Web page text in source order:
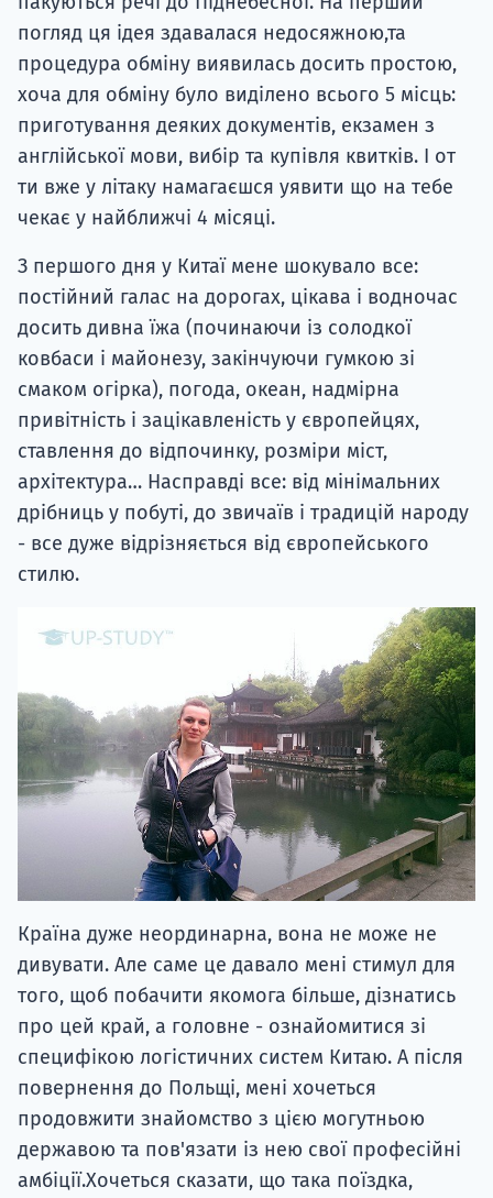
погляд ця ідея здавалася недосяжною,та
процедура обміну виявилась досить простою,
хоча для обміну було виділено всього 5 місць:
приготування деяких документів, екзамен з
англійської мови, вибір та купівля квитків. І от
ти вже у літаку намагаєшся уявити що на тебе
чекає у найближчі 4 місяці.
З першого дня у Китаї мене шокувало все:
постійний галас на дорогах, цікава і водночас
досить дивна їжа (починаючи із солодкої
ковбаси і майонезу, закінчуючи гумкою зі
смаком огірка), погода, океан, надмірна
привітність і зацікавленість у європейцях,
ставлення до відпочинку, розміри міст,
архітектура… Насправді все: від мінімальних
дрібниць у побуті, до звичаїв і традицій народу
- все дуже відрізняється від європейського
стилю.
Країна дуже неординарна, вона не може не
дивувати. Але саме це давало мені стимул для
того, щоб побачити якомога більше, дізнатись
про цей край, а головне - ознайомитися зі
специфікою логістичних систем Китаю. А після
повернення до Польщі, мені хочеться
продовжити знайомство з цією могутньою
державою та пов'язати із нею свої професійні
амбіції.Хочеться сказати, що така поїздка,